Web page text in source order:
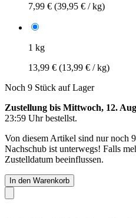
7,99 € (39,95 € / kg)
1 kg
13,99 € (13,99 € / kg)
Noch 9 Stück auf Lager
Zustellung bis Mittwoch, 12.
23:59 Uhrbestellst.
Von diesem Artikel sind nur noch
Nachschub ist unterwegs! Falls
Zustelldatum beeinflussen.
In den Warenkorb